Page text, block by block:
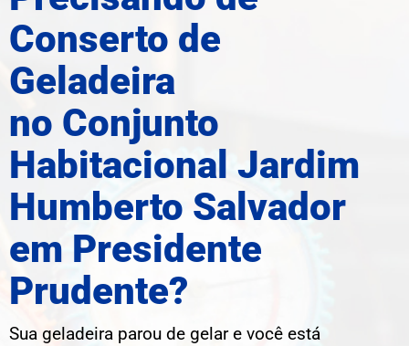
Conserto de
Geladeira
no Conjunto
Habitacional Jardim
Humberto Salvador
em Presidente
Prudente?
Sua geladeira parou de gelar e você está